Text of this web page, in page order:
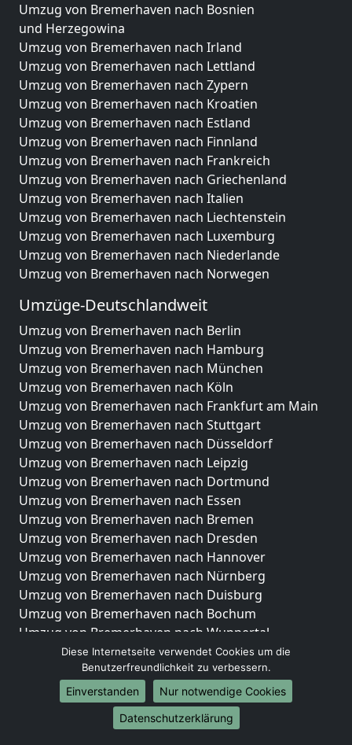
Umzug von Bremerhaven nach Bosnien
und Herzegowina
Umzug von Bremerhaven nach Irland
Umzug von Bremerhaven nach Lettland
Umzug von Bremerhaven nach Zypern
Umzug von Bremerhaven nach Kroatien
Umzug von Bremerhaven nach Estland
Umzug von Bremerhaven nach Finnland
Umzug von Bremerhaven nach Frankreich
Umzug von Bremerhaven nach Griechenland
Umzug von Bremerhaven nach Italien
Umzug von Bremerhaven nach Liechtenstein
Umzug von Bremerhaven nach Luxemburg
Umzug von Bremerhaven nach Niederlande
Umzug von Bremerhaven nach Norwegen
Umzüge-Deutschlandweit
Umzug von Bremerhaven nach Berlin
Umzug von Bremerhaven nach Hamburg
Umzug von Bremerhaven nach München
Umzug von Bremerhaven nach Köln
Umzug von Bremerhaven nach Frankfurt am Main
Umzug von Bremerhaven nach Stuttgart
Umzug von Bremerhaven nach Düsseldorf
Umzug von Bremerhaven nach Leipzig
Umzug von Bremerhaven nach Dortmund
Umzug von Bremerhaven nach Essen
Umzug von Bremerhaven nach Bremen
Umzug von Bremerhaven nach Dresden
Umzug von Bremerhaven nach Hannover
Umzug von Bremerhaven nach Nürnberg
Umzug von Bremerhaven nach Duisburg
Umzug von Bremerhaven nach Bochum
Umzug von Bremerhaven nach Wuppertal
Umzug von Bremerhaven nach Bielefeld
Umzug von Bremerhaven nach Bonn
Umzug von Bremerhaven nach Münster
Internationale-Umzüge
Diese Internetseite verwendet Cookies um die
Benutzerfreundlichkeit zu verbessern.
Einverstanden
Nur notwendige Cookies
Datenschutzerklärung